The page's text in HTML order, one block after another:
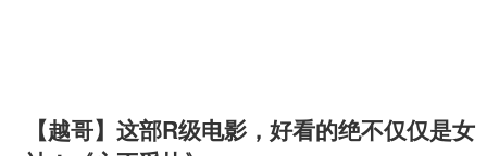
【越哥】这部R级电影，好看的绝不仅仅是女